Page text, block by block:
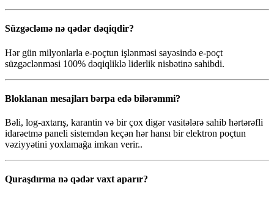
Süzgəcləmə nə qədər dəqiqdir?
Hər gün milyonlarla e-poçtun işlənməsi sayəsində e-poçt
süzgəclənməsi 100% dəqiqliklə liderlik nisbətinə sahibdi.
Bloklanan mesajları bərpa edə bilərəmmi?
Bəli, log-axtarış, karantin və bir çox digər vasitələrə sahib hərtərəfli
idarəetmə paneli sistemdən keçən hər hansı bir elektron poçtun
vəziyyətini yoxlamağa imkan verir..
Quraşdırma nə qədər vaxt aparır?